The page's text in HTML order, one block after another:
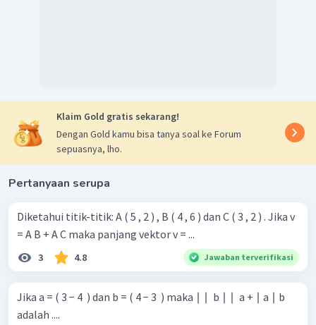
Klaim Gold gratis sekarang!
Dengan Gold kamu bisa tanya soal ke Forum
sepuasnya, lho.
Pertanyaan serupa
Diketahui titik-titik: A ( 5 , 2 ) , B ( 4 , 6 ) dan C ( 3 , 2 ) . Jika v
= A B + A C maka panjang vektor v = ...
3 4.8 Jawaban terverifikasi
Jika a = ( 3 − 4 ​ ) dan b = ( 4 − 3 ​ ) maka ∣ ∣ ​ b ∣ ∣ ​ a + ∣ a ∣ b
adalah ....